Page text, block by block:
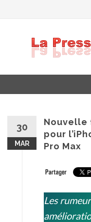
30
MAR
pour
Pro Max
Les